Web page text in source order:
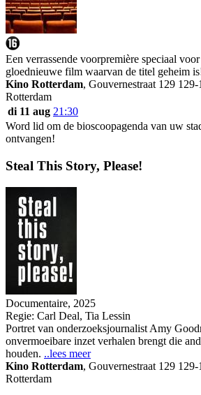
Een verrassende voorpremière speciaal
gloednieuwe film waarvan de titel geheim
Kino Rotterdam, Gouvernestraat 129
Rotterdam
di 11 aug 21:30
Word lid om de bioscoopagenda van uw
ontvangen!
Steal This Story, Please!
Documentaire, 2025
Regie: Carl Deal, Tia Lessin
Portret van onderzoeksjournalist Amy
onvermoeibare inzet verhalen brengt die
houden. ..lees meer
Kino Rotterdam, Gouvernestraat 129
Rotterdam